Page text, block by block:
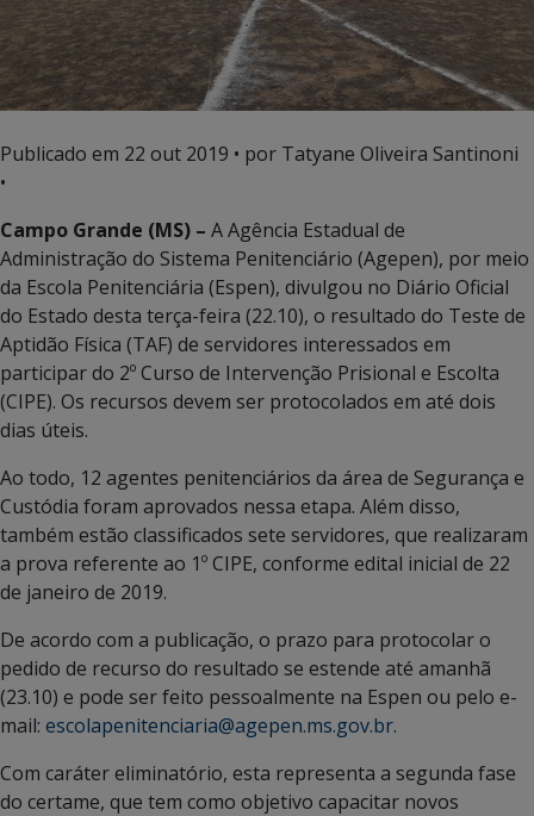
Publicado em 22 out 2019 • por Tatyane Oliveira Santinoni
•
Campo Grande (MS) – A Agência Estadual de
Administração do Sistema Penitenciário (Agepen), por meio
da Escola Penitenciária (Espen), divulgou no Diário Oficial
do Estado desta terça-feira (22.10), o resultado do Teste de
Aptidão Física (TAF) de servidores interessados em
participar do 2º Curso de Intervenção Prisional e Escolta
(CIPE). Os recursos devem ser protocolados em até dois
dias úteis.
Ao todo, 12 agentes penitenciários da área de Segurança e
Custódia foram aprovados nessa etapa. Além disso,
também estão classificados sete servidores, que realizaram
a prova referente ao 1º CIPE, conforme edital inicial de 22
de janeiro de 2019.
De acordo com a publicação, o prazo para protocolar o
pedido de recurso do resultado se estende até amanhã
(23.10) e pode ser feito pessoalmente na Espen ou pelo e-
mail: escolapenitenciaria@agepen.ms.gov.br.
Com caráter eliminatório, esta representa a segunda fase
do certame, que tem como objetivo capacitar novos